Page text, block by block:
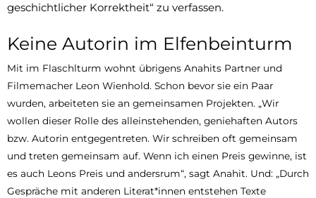
geschichtlicher Korrektheit“ zu verfassen.
Keine Autorin im Elfenbeinturm
Mit im Flaschlturm wohnt übrigens Anahits Partner und
Filmemacher Leon Wienhold. Schon bevor sie ein Paar
wurden, arbeiteten sie an gemeinsamen Projekten. „Wir
wollen dieser Rolle des alleinstehenden, geniehaften Autors
bzw. Autorin entgegentreten. Wir schreiben oft gemeinsam
und treten gemeinsam auf. Wenn ich einen Preis gewinne, ist
es auch Leons Preis und andersrum“, sagt Anahit. Und: „Durch
Gespräche mit anderen Literat*innen entstehen Texte